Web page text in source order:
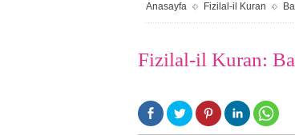
Anasayfa Fizilal-il Kuran
Fizilal-il Kuran: